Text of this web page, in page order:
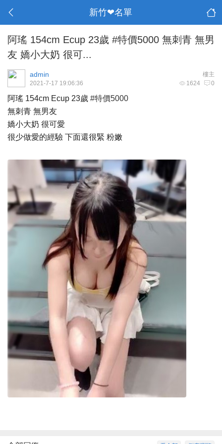
新竹❤名單
阿瑤 154cm Ecup 23歲 #特價5000 無刺青 無男
友 嬌小大奶 很可...
樓主
admin
1624 0
2021-7-17 19:06:36
阿瑤 154cm Ecup 23歲 #特價5000
無刺青 無男友
嬌小大奶 很可愛
很少做愛的經驗 下面還很緊 粉嫩